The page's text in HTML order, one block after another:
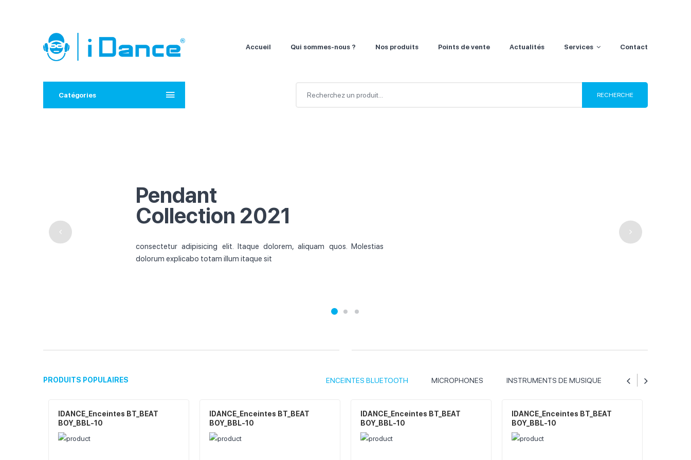
Accueil Qui sommes-nous ? Nos produits Points de vente Actualités Services Contact
Catégories
Pendant
Collection 2021
consectetur adipisicing elit. Itaque dolorem, aliquam quos. Molestias
dolorum explicabo totam illum itaque sit
PRODUITS POPULAIRES ENCEINTES BLUETOOTH MICROPHONES INSTRUMENTS DE MUSIQUE
IDANCE_Enceintes BT_BEAT
BOY_BBL-10
IDANCE_Enceintes BT_BEAT
BOY_BBL-10
IDANCE_Enceintes BT_BEAT
BOY_BBL-10
IDANCE_Enceintes BT_BEAT
BOY_BBL-10